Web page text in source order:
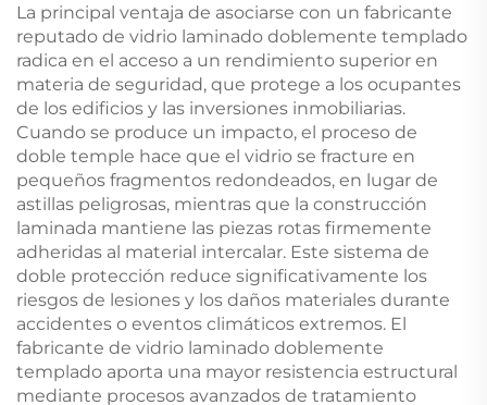
La principal ventaja de asociarse con un fabricante
reputado de vidrio laminado doblemente templado
radica en el acceso a un rendimiento superior en
materia de seguridad, que protege a los ocupantes
de los edificios y las inversiones inmobiliarias.
Cuando se produce un impacto, el proceso de
doble temple hace que el vidrio se fracture en
pequeños fragmentos redondeados, en lugar de
astillas peligrosas, mientras que la construcción
laminada mantiene las piezas rotas firmemente
adheridas al material intercalar. Este sistema de
doble protección reduce significativamente los
riesgos de lesiones y los daños materiales durante
accidentes o eventos climáticos extremos. El
fabricante de vidrio laminado doblemente
templado aporta una mayor resistencia estructural
mediante procesos avanzados de tratamiento